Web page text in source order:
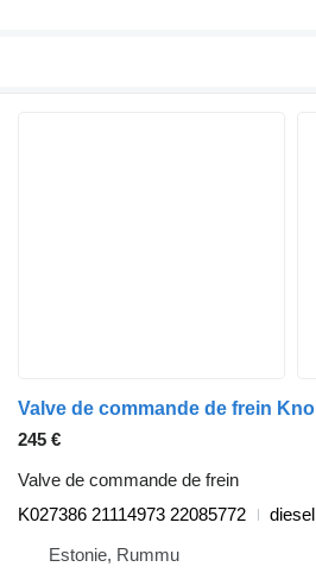
245 €
Valve de commande de frein
K027386 21114973 22085772
diesel
Estonie, Rummu